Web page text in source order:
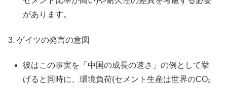
があります。
3. ゲイツの発言の意図
彼はこの事実を「中国の成長の速さ」の例として挙
げると同時に、環境負荷(セメント生産は世界のCO₂